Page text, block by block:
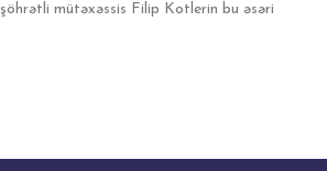
şöhrətli mütəxəssis Filip Kotlerin bu əsəri